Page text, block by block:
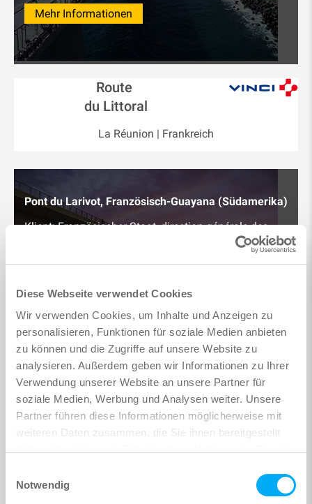
Diese Webseite verwendet Cookies
Wir verwenden Cookies, um Inhalte und Anzeigen zu
personalisieren, Funktionen für soziale Medien anbieten
zu können und die Zugriffe auf unsere Website zu
analysieren. Außerdem geben wir Informationen zu Ihrer
Verwendung unserer Website an unsere Partner für
soziale Medien, Werbung und Analysen weiter. Unsere
Partner führen diese Informationen möglicherweise mit
weiteren Daten zusammen, die Sie ihnen bereitgestellt
Notwendig
Mehr Informationen
Route
du Littoral
La Réunion | Frankreich
Pont du Larivot, Französisch-Guayana (Südamerika)
Klient: Französischer Staat, direction générale des
Mehr Informationen
Pont
du Larivot
Französisch-Guayana | Südamerika
Trinité Viaduct, Department Var (Frankreich)